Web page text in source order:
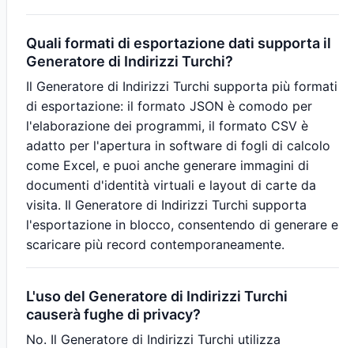
Quali formati di esportazione dati supporta il
Generatore di Indirizzi Turchi?
Il Generatore di Indirizzi Turchi supporta più formati
di esportazione: il formato JSON è comodo per
l'elaborazione dei programmi, il formato CSV è
adatto per l'apertura in software di fogli di calcolo
come Excel, e puoi anche generare immagini di
documenti d'identità virtuali e layout di carte da
visita. Il Generatore di Indirizzi Turchi supporta
l'esportazione in blocco, consentendo di generare e
scaricare più record contemporaneamente.
L'uso del Generatore di Indirizzi Turchi
causerà fughe di privacy?
No. Il Generatore di Indirizzi Turchi utilizza